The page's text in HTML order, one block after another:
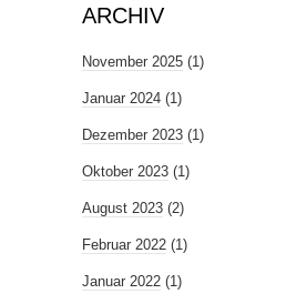
ARCHIV
November 2025 (1)
Januar 2024 (1)
Dezember 2023 (1)
Oktober 2023 (1)
August 2023 (2)
Februar 2022 (1)
Januar 2022 (1)